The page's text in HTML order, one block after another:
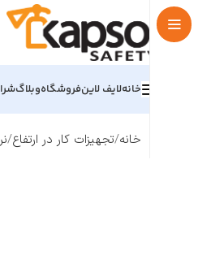
خانهلایف لاینفروشگاهوبلاگ
خانه تجهیزات کار در ارتفاع